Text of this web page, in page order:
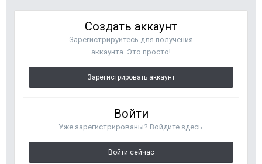
Создать аккаунт
Зарегистрируйтесь для получения
аккаунта. Это просто!
Зарегистрировать аккаунт
Войти
Уже зарегистрированы? Войдите здесь.
Войти сейчас